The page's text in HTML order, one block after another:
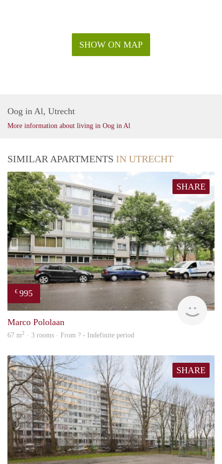
SHOW ON MAP
Oog in Al, Utrecht
More information about living in Oog in Al
SIMILAR APARTMENTS IN UTRECHT
SHARE
€ 995
Marco Pololaan
67 m2 · 3 rooms · From ? - Indefinite period
SHARE